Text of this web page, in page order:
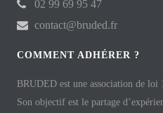
02 99 69 95 47
contact@bruded.fr
COMMENT ADHÉRER ?
BRUDED est une association de loi
Son objectif est le partage